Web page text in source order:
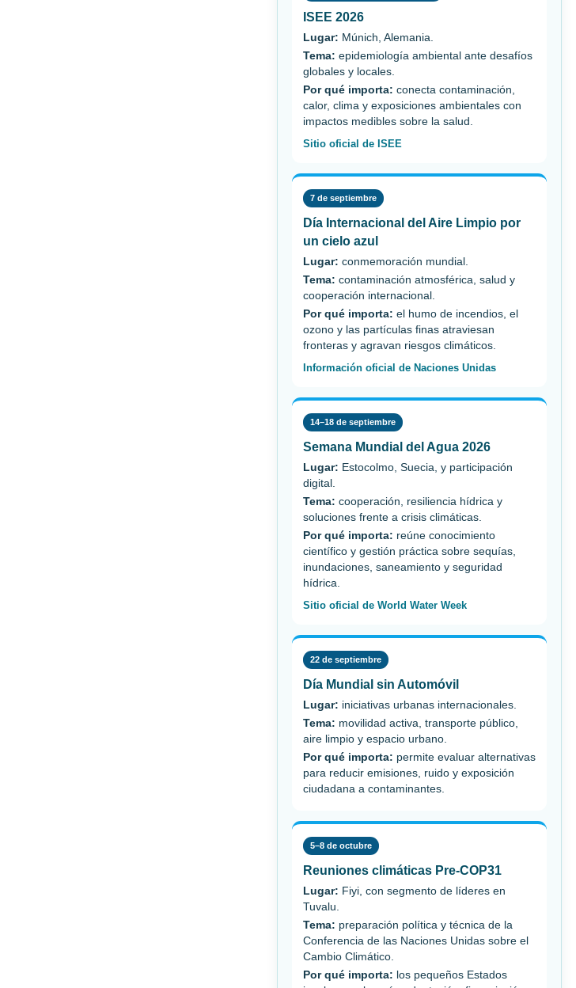
ISEE 2026
Lugar: Múnich, Alemania.
Tema: epidemiología ambiental ante desafíos
globales y locales.
Por qué importa: conecta contaminación,
calor, clima y exposiciones ambientales con
impactos medibles sobre la salud.
Sitio oficial de ISEE
7 de septiembre
Día Internacional del Aire Limpio por
un cielo azul
Lugar: conmemoración mundial.
Tema: contaminación atmosférica, salud y
cooperación internacional.
Por qué importa: el humo de incendios, el
ozono y las partículas finas atraviesan
fronteras y agravan riesgos climáticos.
Información oficial de Naciones Unidas
14–18 de septiembre
Semana Mundial del Agua 2026
Lugar: Estocolmo, Suecia, y participación
digital.
Tema: cooperación, resiliencia hídrica y
soluciones frente a crisis climáticas.
Por qué importa: reúne conocimiento
científico y gestión práctica sobre sequías,
inundaciones, saneamiento y seguridad
hídrica.
Sitio oficial de World Water Week
22 de septiembre
Día Mundial sin Automóvil
Lugar: iniciativas urbanas internacionales.
Tema: movilidad activa, transporte público,
aire limpio y espacio urbano.
Por qué importa: permite evaluar alternativas
para reducir emisiones, ruido y exposición
ciudadana a contaminantes.
5–8 de octubre
Reuniones climáticas Pre-COP31
Lugar: Fiyi, con segmento de líderes en
Tuvalu.
Tema: preparación política y técnica de la
Conferencia de las Naciones Unidas sobre el
Cambio Climático.
Por qué importa: los pequeños Estados